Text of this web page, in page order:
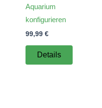
Aquarium
konfigurieren
99,99 €
Details